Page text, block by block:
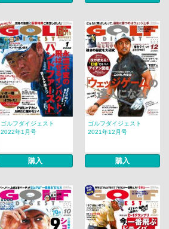
ゴルフダイジェスト
2022年1月号
購入
ゴルフダイジェスト
2021年12月号
購入